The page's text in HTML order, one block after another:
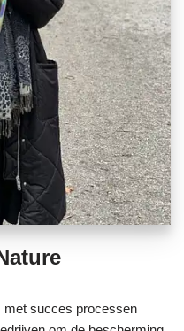
met succes processen